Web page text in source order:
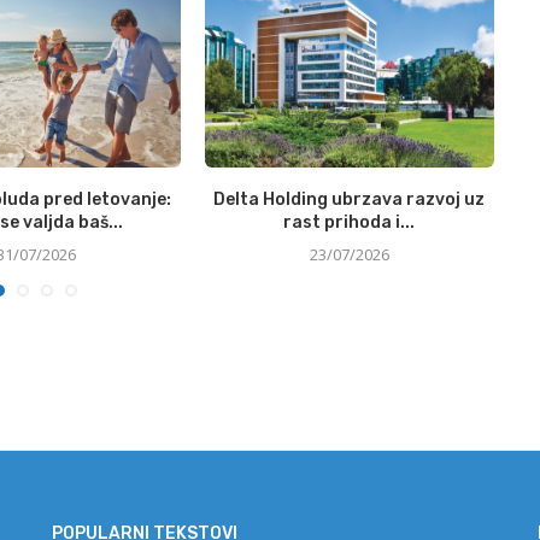
pred letovanje:
se valjda baš...
07/2026
Delta Holding ubrzava razvoj uz
rast prihoda i...
23/07/2026
POPULARNI TEKSTOVI